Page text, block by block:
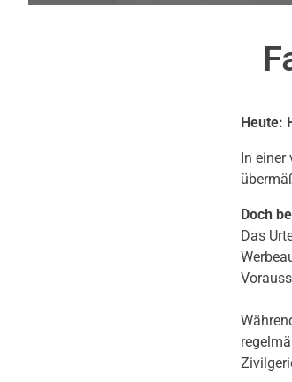
Heute:
In einer
Doch
Das